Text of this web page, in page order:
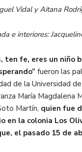
Vidal y Aitana
e interiores:
ten fe, eres un niño
fueron las
de la Universidad de
María Magdalena
Martín, quien fue
en la colonia Los
el pasado 15 de